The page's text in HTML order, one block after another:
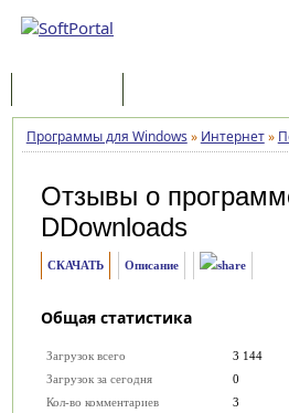
Программы для Windows » Интернет»
Отзывы о
DDownloads
СКАЧАТЬ Описание
Общая статистика
Загрузок всего
3 144
Загрузок за сегодня
0
Кол-во комментариев
3